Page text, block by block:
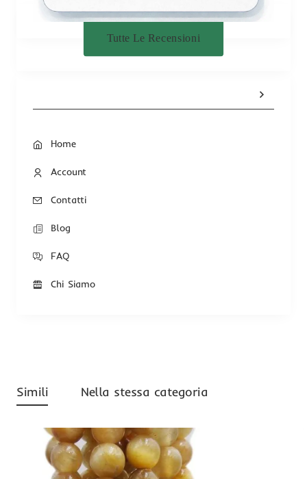
Tutte Le Recensioni
Home
Account
Contatti
Blog
FAQ
Chi Siamo
Simili Nella stessa categoria